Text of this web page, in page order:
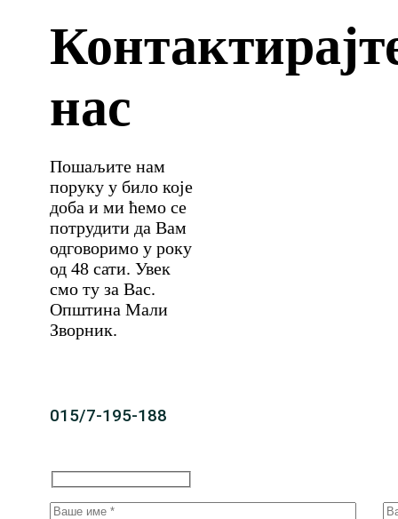
нас
Пошаљите нам
поруку у било које
доба и ми ћемо се
потрудити да Вам
одговоримо у року
од 48 сати. Увек
смо ту за Вас.
Општина Мали
Зворник.
015/7-195-188